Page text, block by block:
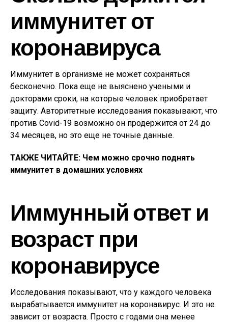
иммунитет от
коронавируса
Иммунитет в организме не может сохраняться
бесконечно. Пока еще не выяснено учеными и
докторами сроки, на которые человек приобретает
защиту. Авторитетные исследования показывают, что
против Covid-19 возможно он продержится от 24 до
34 месяцев, но это еще не точные данные.
ТАКЖЕ ЧИТАЙТЕ: Чем можно срочно поднять
иммунитет в домашних условиях
Иммунный ответ и
возраст при
коронавирусе
Исследования показывают, что у каждого человека
вырабатывается иммунитет на коронавирус. И это не
зависит от возраста. Просто с годами она менее